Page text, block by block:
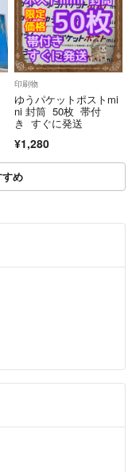
印刷物
ゆうパケットポストmi
ni 封筒 50枚 帯付
き すぐに発送
¥1,280
め